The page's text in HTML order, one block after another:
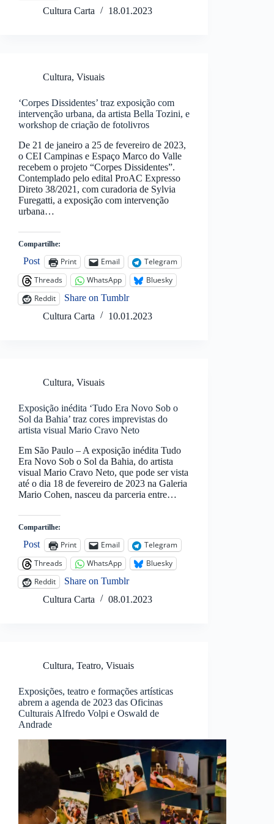
Cultura Carta 18.01.2023
Cultura, Visuais
‘Corpes Dissidentes’ traz exposição com
intervenção urbana, da artista Bella Tozini, e
workshop de criação de fotolivros
De 21 de janeiro a 25 de fevereiro de 2023,
o CEI Campinas e Espaço Marco do Valle
recebem o projeto “Corpes Dissidentes”.
Contemplado pelo edital ProAC Expresso
Direto 38/2021, com curadoria de Sylvia
Furegatti, a exposição com intervenção
urbana…
Compartilhe:
Post Print Email
Telegram
Threads
WhatsApp
Bluesky
Reddit
Share on Tumblr
Cultura Carta
10.01.2023
Cultura, Visuais
Exposição inédita ‘Tudo Era Novo Sob o
Sol da Bahia’ traz cores imprevistas do
artista visual Mario Cravo Neto
Em São Paulo – A exposição inédita Tudo
Era Novo Sob o Sol da Bahia, do artista
visual Mario Cravo Neto, que pode ser vista
até o dia 18 de fevereiro de 2023 na Galeria
Mario Cohen, nasceu da parceria entre…
Compartilhe:
Post Print Email
Telegram
Threads
WhatsApp
Bluesky
Reddit
Share on Tumblr
Cultura Carta
08.01.2023
Cultura, Teatro, Visuais
Exposições, teatro e formações artísticas
abrem a agenda de 2023 das Oficinas
Culturais Alfredo Volpi e Oswald de
Andrade